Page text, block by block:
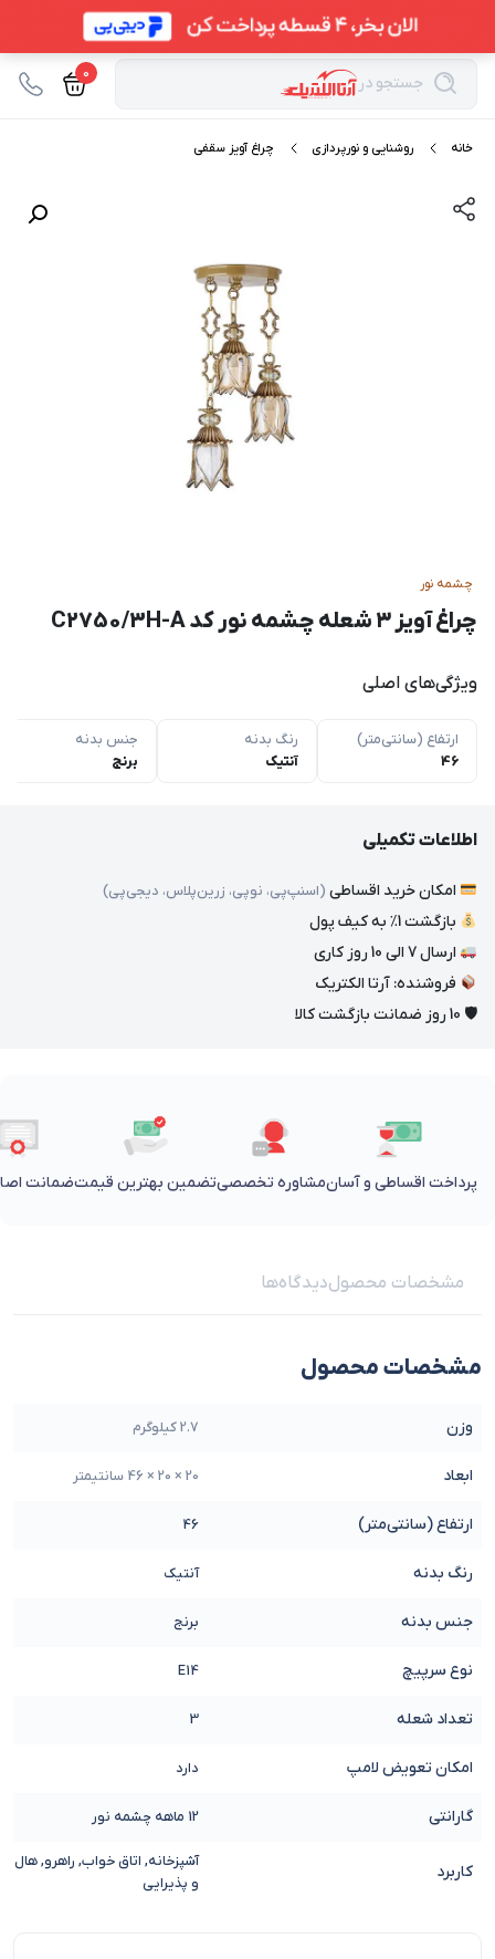
جستجو در 0
خانه روشنایی و نورپردازی چراغ آویز سقفی
چشمه نور
چراغ آویز ۳ شعله چشمه نور کد C2750/3H-A
ویژگی‌های اصلی
ارتفاع (سانتی‌متر)
46
رنگ بدنه
آنتیک
جنس بدنه
برنج
اطلاعات تکمیلی
امکان خرید اقساطی (اسنپ‌پی، نوپی، زرین‌پلاس، دیجی‌پی)
بازگشت 1٪ به کیف پول
ارسال 7 الی 10 روز کاری
فروشنده: آرتا الکتریک
🛡 10 روز ضمانت بازگشت کالا
پرداخت اقساطی و آسانمشاوره تخصصیتضمین بهترین قیمتضمانت
مشخصات محصولدیدگاه‌ها
مشخصات محصول
وزن 2.7 کیلوگرم
ابعاد 20 × 20 × 46 سانتیمتر
ارتفاع (سانتی‌متر) 46
رنگ بدنه آنتیک
جنس بدنه برنج
نوع سرپیچ E14
تعداد شعله 3
امکان تعویض لامپ دارد
گارانتی 12 ماهه چشمه نور
کاربرد
آشپزخانه, اتاق خواب, راهرو, هال
و پذیرایی